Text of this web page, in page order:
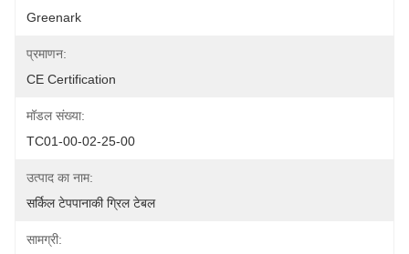
Greenark
प्रमाणन:
CE Certification
मॉडल संख्या:
TC01-00-02-25-00
उत्पाद का नाम:
सर्किल टेपपानाकी ग्रिल टेबल
सामग्री: